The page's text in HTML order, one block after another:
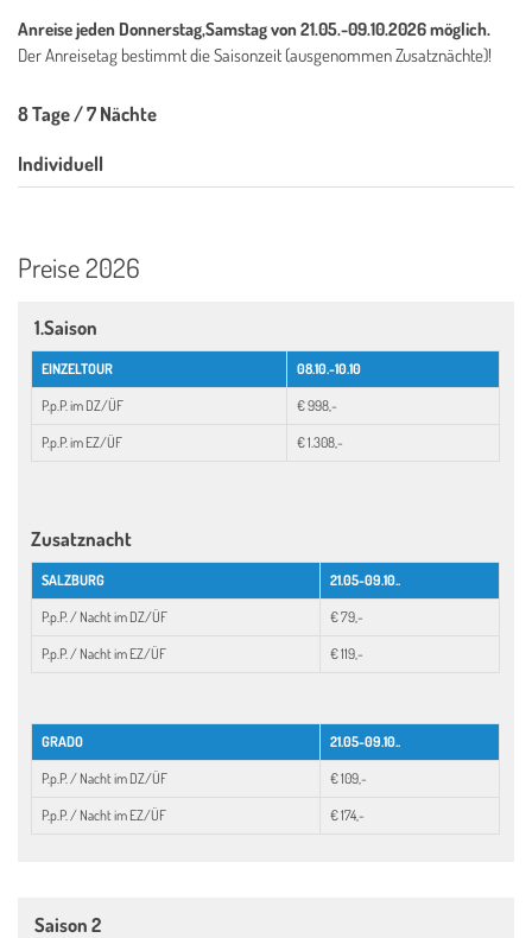
Anreise jeden Donnerstag,Samstag von 21.05.-09.10.2026 möglich.
Der Anreisetag bestimmt die Saisonzeit (ausgenommen Zusatznächte)!
8 Tage / 7 Nächte
Individuell
Preise 2026
1.Saison
EINZELTOUR 08.10.-10.10
P.p.P. im DZ/ÜF € 998,-
P.p.P. im EZ/ÜF € 1.308,-
Zusatznacht
SALZBURG 21.05-09.10..
P.p.P. / Nacht im DZ/ÜF € 79,-
P.p.P. / Nacht im EZ/ÜF € 119,-
GRADO 21.05-09.10..
P.p.P. / Nacht im DZ/ÜF € 109,-
P.p.P. / Nacht im EZ/ÜF € 174,-
Saison 2